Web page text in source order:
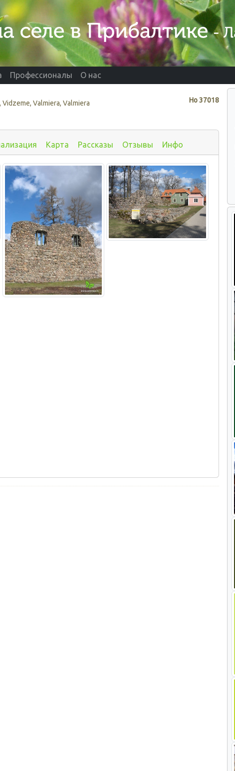
Профессионалы О нас
Нo37018
Vidzeme, Valmiera, Valmiera
Карта Рассказы Отзывы Инфо